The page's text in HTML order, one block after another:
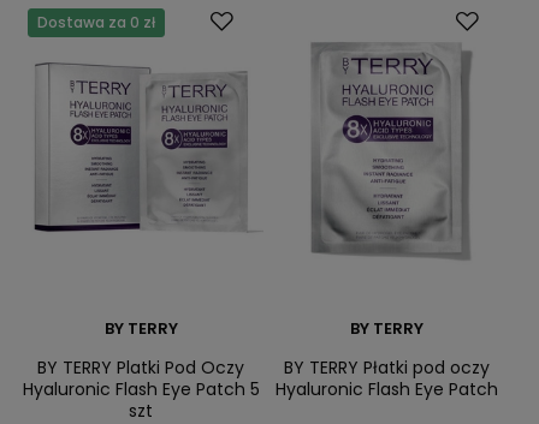
Dostawa za 0 zł
BY TERRY
BY TERRY Platki Pod Oczy
Hyaluronic Flash Eye Patch 5
szt
BY TERRY
BY TERRY Płatki pod oczy
Hyaluronic Flash Eye Patch